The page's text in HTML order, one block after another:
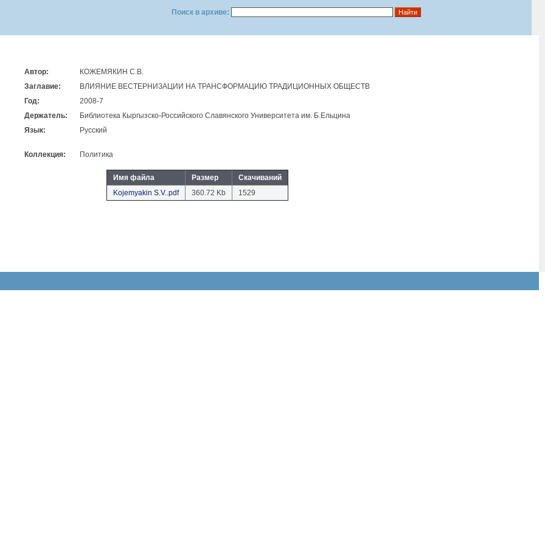
Поиск в архиве:
Автор:
КОЖЕМЯКИН С.В.
Заглавие:
ВЛИЯНИЕ ВЕСТЕРНИЗАЦИИ НА ТРАНСФОРМАЦИЮ ТРАДИЦИОННЫХ ОБЩЕСТВ
Год:
2008-7
Держатель:
Библиотека Кыргызско-Российского Славянского Университета им. Б.Eльцина
Язык:
Русский
Коллекция: Политика
Имя файла Размер
Скачиваний
Kojemyakin S.V..pdf
360.72 Kb 1529